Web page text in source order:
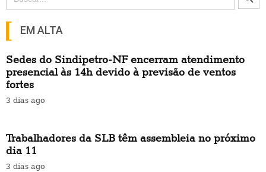
EM ALTA
Sedes do Sindipetro-NF encerram atendimento
presencial às 14h devido à previsão de ventos
fortes
3 dias ago
Trabalhadores da SLB têm assembleia no próximo
dia 11
3 dias ago